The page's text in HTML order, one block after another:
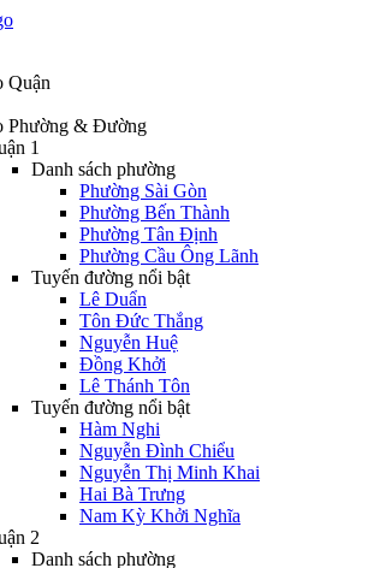
Quận
Phường & Đường
1
Danh sách phường
Phường Sài Gòn
Phường Bến Thành
Phường Tân Định
Phường Cầu Ông Lãnh
Tuyến đường nổi bật
Lê Duẩn
Tôn Đức Thắng
Nguyễn Huệ
Đồng Khởi
Lê Thánh Tôn
Tuyến đường nổi bật
Hàm Nghi
Nguyễn Đình Chiểu
Nguyễn Thị Minh Khai
Hai Bà Trưng
Nam Kỳ Khởi Nghĩa
2
Danh sách phường